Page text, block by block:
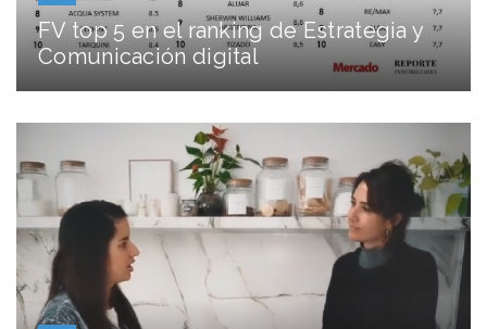
FV top 5 en el ranking de Estrategia y
Comunicación digital